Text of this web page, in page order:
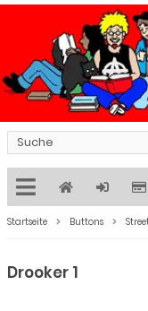
Startseite Buttons
Drooker 1